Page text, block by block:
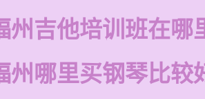
州吉他培训班在哪
州哪里买钢琴比较